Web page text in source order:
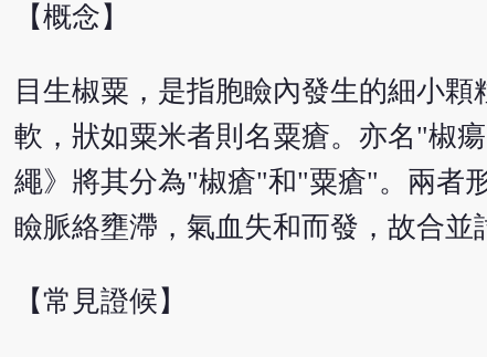
【概念】
目生椒粟，是指胞瞼內發生的細小
軟，狀如粟米者則名粟瘡。亦名"椒
繩》將其分為"椒瘡"和"粟瘡"。兩者
瞼脈絡壅滯，氣血失和而發，故合並
【常見證候】